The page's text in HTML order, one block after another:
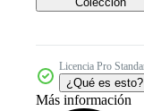
Licencia Pro
¿Qué es esto?
Más información